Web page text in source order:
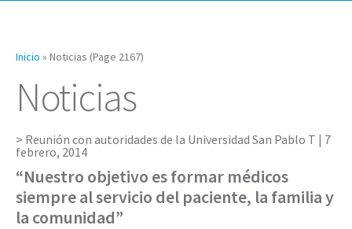
Inicio » Noticias (Page 2167)
Noticias
Reunión con autoridades de la Universidad San Pablo T | 7
febrero, 2014
“Nuestro objetivo es formar médicos
siempre al servicio del paciente, la familia y
la comunidad”